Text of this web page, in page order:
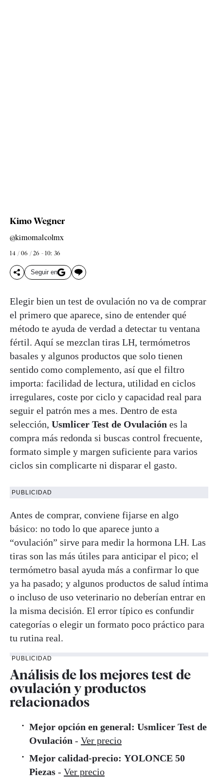
Kimo Wegner
@kimomalcolmx
14 / 06 / 26 - 10: 36
Seguir en
Elegir bien un test de ovulación no va de comprar
el primero que aparece, sino de entender qué
método te ayuda de verdad a detectar tu ventana
fértil. Aquí se mezclan tiras LH, termómetros
basales y algunos productos que solo tienen
sentido como complemento, así que el filtro
importa: facilidad de lectura, utilidad en ciclos
irregulares, coste por ciclo y capacidad real para
seguir el patrón mes a mes. Dentro de esta
selección, Usmlicer Test de Ovulación es la
compra más redonda si buscas control frecuente,
formato simple y margen suficiente para varios
ciclos sin complicarte ni disparar el gasto.
PUBLICIDAD
Antes de comprar, conviene fijarse en algo
básico: no todo lo que aparece junto a
“ovulación” sirve para medir la hormona LH. Las
tiras son las más útiles para anticipar el pico; el
termómetro basal ayuda más a confirmar lo que
ya ha pasado; y algunos productos de salud íntima
o incluso de uso veterinario no deberían entrar en
la misma decisión. El error típico es confundir
categorías o elegir un formato poco práctico para
tu rutina real.
PUBLICIDAD
Análisis de los mejores test de
ovulación y productos
relacionados
Mejor opción en general: Usmlicer Test de
Ovulación - Ver precio
Mejor calidad-precio: YOLONCE 50
Piezas - Ver precio